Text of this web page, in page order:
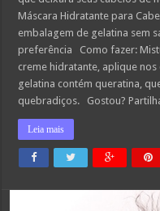
Máscara Hidratante para
embalagem de gelatina sem
preferência Como fazer:
creme hidratante, aplique
gelatina contém queratina,
quebradiços. Gostou?
Leia mais